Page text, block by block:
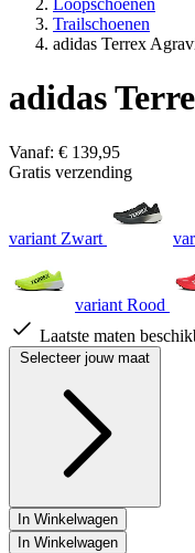
Trailschoenen
adidas Terrex
adidas
Vanaf: € 139,95
Gratis verzending
variant Zwart
variant Rood
Laatste maten
Selecteer jouw maat
In Winkelwagen
In Winkelwagen